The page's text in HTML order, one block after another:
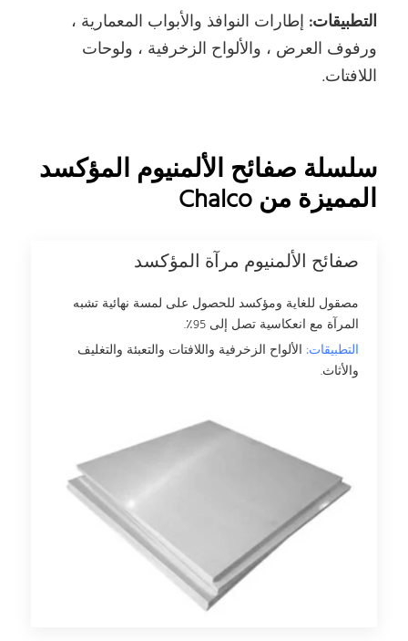
التطبيقات: إطارات النوافذ والأبواب المعمارية ،
ورفوف العرض ، والألواح الزخرفية ، ولوحات
اللافتات.
سلسلة صفائح الألمنيوم المؤكسد
المميزة من Chalco
صفائح الألمنيوم مرآة المؤكسد
مصقول للغاية ومؤكسد للحصول على لمسة نهائية تشبه
المرآة مع انعكاسية تصل إلى 95٪.
التطبيقات: الألواح الزخرفية واللافتات والتعبئة والتغليف
والأثاث.